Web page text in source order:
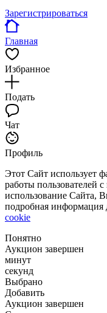
Зарегистрироваться
Главная
Избранное
Подать
Чат
Профиль
Этот Сайт использует
работы пользователей
использование Сайта,
подробная информация
cookie
Понятно
Аукцион завершен
минут
секунд
Выбрано
Добавить
Аукцион завершен